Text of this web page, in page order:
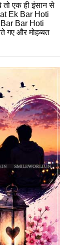
तो एक ही इंसान से
Ek Bar Hoti
Bar Hoti
गए और मोहब्‍बत